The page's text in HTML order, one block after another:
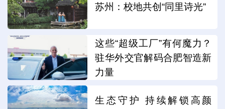
苏州：校地共创“同里诗光”
这些“超级工厂”有何魔力？
驻华外交官解码合肥智造新
力量
生态守护 持续解锁高颜